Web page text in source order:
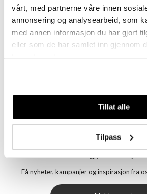
vårt, med partnerne våre innen
annonsering og analysearbeid, som
med annen informasjon du har gjort
eller som de har samlet inn gjennom
Tillat alle
Tilpass
BLOMDAHL
CJ Gaveeske
10X10X5cm 1.stk
Få nyheter, kampanjer og inspirasjon fra